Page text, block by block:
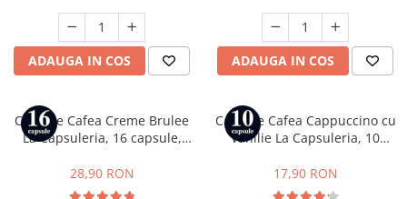
ADAUGA IN COS ADAUGA IN COS
Capsule Cafea Creme Brulee
La Capsuleria, 16 capsule,
28,90 RON
Capsule Cafea Cappuccino cu
Vanilie La Capsuleria, 10
Nespresso
17,90 RON